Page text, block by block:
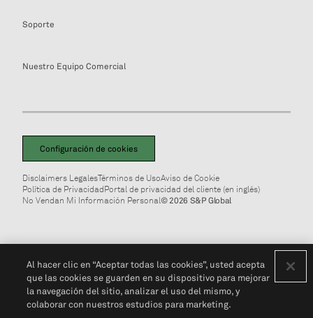
Soporte
Nuestro Equipo Comercial
Configuración de cookies
Disclaimers LegalesTérminos de UsoAviso de Cookie
Política de PrivacidadPortal de privacidad del cliente (en inglés)
No Vendan Mi Información Personal© 2026 S&P Global
Al hacer clic en “Aceptar todas las cookies”, usted acepta
que las cookies se guarden en su dispositivo para mejorar
la navegación del sitio, analizar el uso del mismo, y
colaborar con nuestros estudios para marketing.